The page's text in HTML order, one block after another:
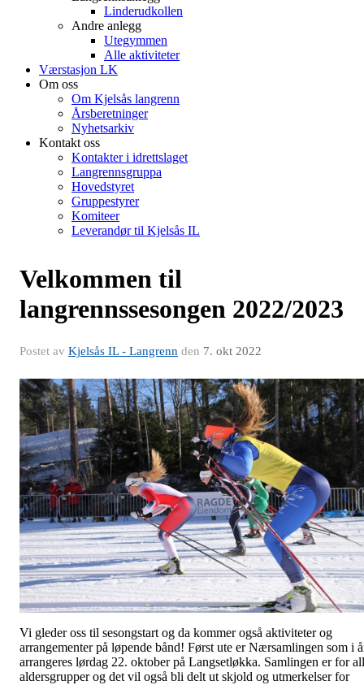
Linderudkollen
Andre anlegg
Utegymmen
Alle aktiviteter
Værstasjon LK
Om oss
Om Kjelsås langrenn
Årsberetninger
Nyhetsarkiv
Kontakt oss
Kontakter i idrettslaget
Langrennsgruppa
Hovedstyret
Gruppestyrer
Komiteer
Leverandør til Kjelsås IL
Velkommen til
langrennssesongen 2022/2023
Postet av Kjelsås IL - Langrenn den 7. okt 2022
Vi gleder oss til sesongstart og da kommer også aktiviteter og
arrangementer på løpende bånd! Først ute er Nærsamlingen som i
arrangeres lørdag 22. oktober på Langsetløkka. Samlingen er for
aldersgrupper og det vil også bli delt ut skjold og utmerkelser for